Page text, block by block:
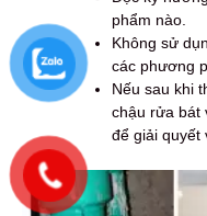
phẩm nào.
Không sử
các phương
Nếu sau khi
chậu rửa bát
để giải quyết